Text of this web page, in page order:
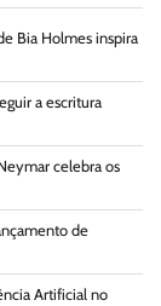
Bia Holmes inspira
a escritura
celebra os
de
Artificial no